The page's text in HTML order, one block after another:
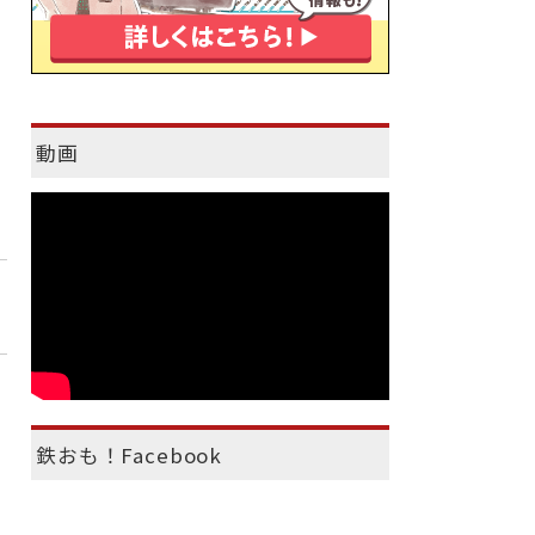
動画
鉄おも！Facebook